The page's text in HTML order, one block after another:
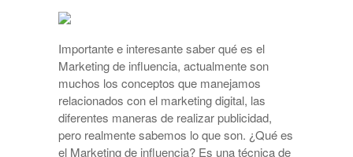
Importante e interesante saber qué es el
Marketing de influencia, actualmente son
muchos los conceptos que manejamos
relacionados con el marketing digital, las
diferentes maneras de realizar publicidad,
pero realmente sabemos lo que son. ¿Qué es
el Marketing de influencia? Es una técnica de